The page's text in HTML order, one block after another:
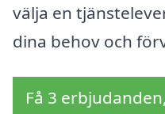
välja en
dina behov och
Få 3